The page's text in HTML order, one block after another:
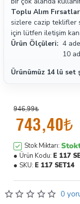
Toplu Alım
sizlere cazip teklifler
için lütfen iletişim
Ürün Ölçüleri: 4
10
Ürünümüz 14 lü set
0
743,40₺
946,99₺
Stok Miktarı:
Ürün Kodu: E 117
SKU: E 117 SET14